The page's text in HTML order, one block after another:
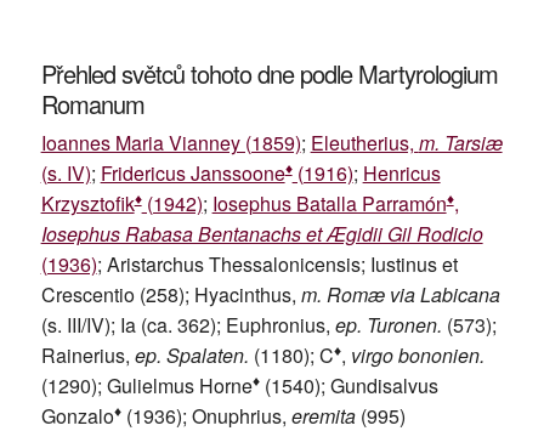
Přehled světců tohoto dne podle Martyrologium
Romanum
Ioannes Maria Vianney (1859); Eleutherius, m. Tarsiæ
(s. IV); Fridericus Janssoone♦(1916); Henricus
Krzysztofik♦(1942); Iosephus Batalla Parramón♦,
Iosephus Rabasa Bentanachs et Ægidii Gil Rodicio
(1936); Aristarchus Thessalonicensis; Iustinus et
Crescentio (258); Hyacinthus, m. Romæ via Labicana
(s. III/IV); Ia (ca. 362); Euphronius, ep. Turonen. (573);
Rainerius, ep. Spalaten. (1180); C♦, virgo bononien.
(1290); Gulielmus Horne♦(1540); Gundisalvus
Gonzalo♦(1936); Onuphrius, eremita(995)